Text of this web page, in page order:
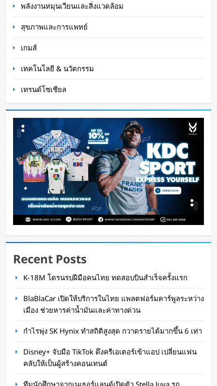
ขึ้น 6 เท่า
WaWaW Content 22 ชั่วโมง ago
Disney+ จับมือ TikTok ดึงครีเอเตอร์เข้าแอป
Oat Content 1 วัน ago
พลังงานหมุนเวียนและสิ่งแวดล้อม
สุขภาพและการแพทย์
เกมส์
เทคโนโลยี & นวัตกรรม
เทรนด์โซเชียล
Recent Posts
K-18M โดรนรบฝีมือคนไทย ทดสอบบินสำเร็จครั้งแรก
BlaBlaCar เปิดให้บริการในไทย แพลตฟอร์มคาร์พูลระหว่าง
เมือง ช่วยหารค่าน้ำมันและค่าทางด่วน
กำไรพุ่ง SK Hynix ทำสถิติสูงสุด กวาดรายได้มากขึ้น 6 เท่า
Disney+ จับมือ TikTok ดึงครีเอเตอร์เข้าแอป เปลี่ยนแฟน
คลับให้เป็นผู้สร้างคอนเทนต์